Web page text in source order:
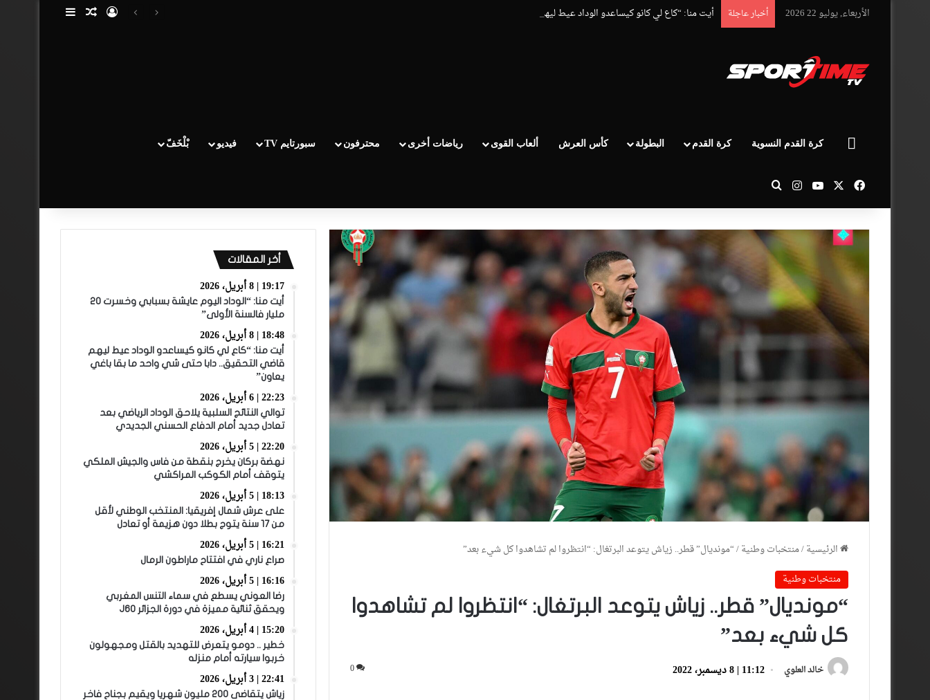
الأربعاء, يوليو 22 2026 أخبار عاجلة أيت منا: “كاع لي كانو كيساعدو الوداد عيط ليهم قاضي التحقيق.. دابا حتى شي واحد ما بقا باغي يعاون” تسجيل الدخول
مقال عشوائي
إضافة عمود
الرئيسيةكرة القدم النسوية كرة القدم البطولة كأس العرش ألعاب القوى رياضات أخرى محترفون سبورتايم TV فيديو بْلْخَفّ
فيسبوك ‫YouTube
انستقرامبحث عن
الرئيسية/منتخبات وطنية/“مونديال” قطر.. زياش يتوعد البرتغال: “انتظروا لم تشاهدوا كل شيء بعد”
منتخبات وطنية
“مونديال” قطر.. زياش يتوعد البرتغال: “انتظروا لم تشاهدوا
كل شيء بعد”
خالد العلوي 11:12 | 8 ديسمبر، 2022 0
أخر المقالات
19:17 | 8 أبريل، 2026
أيت منا: “الوداد اليوم عايشة بسبابي وخسرت 20
مليار فالسنة الأولى”
18:48 | 8 أبريل، 2026
أيت منا: “كاع لي كانو كيساعدو الوداد عيط ليهم
قاضي التحقيق.. دابا حتى شي واحد ما بقا باغي
يعاون”
22:23 | 6 أبريل، 2026
توالي النتائج السلبية يلاحق الوداد الرياضي بعد
تعادل جديد أمام الدفاع الحسني الجديدي
22:20 | 5 أبريل، 2026
نهضة بركان يخرج بنقطة من فاس والجيش الملكي
يتوقف أمام الكوكب المراكشي
18:13 | 5 أبريل، 2026
على عرش شمال إفريقيا: المنتخب الوطني لأقل
من 17 سنة يتوج بطلا دون هزيمة أو تعادل
16:21 | 5 أبريل، 2026
صراع ناري في افتتاح ماراطون الرمال
16:16 | 5 أبريل، 2026
رضا العوني يسطع في سماء التنس المغربي
ويحقق ثنائية مميزة في دورة الجزائر J60
15:20 | 4 أبريل، 2026
خطير .. دومو يتعرض للتهديد بالقتل ومجهولون
خربوا سيارته أمام منزله
22:41 | 3 أبريل، 2026
زياش يتقاضى 200 مليون شهريا ويقيم بجناح فاخر